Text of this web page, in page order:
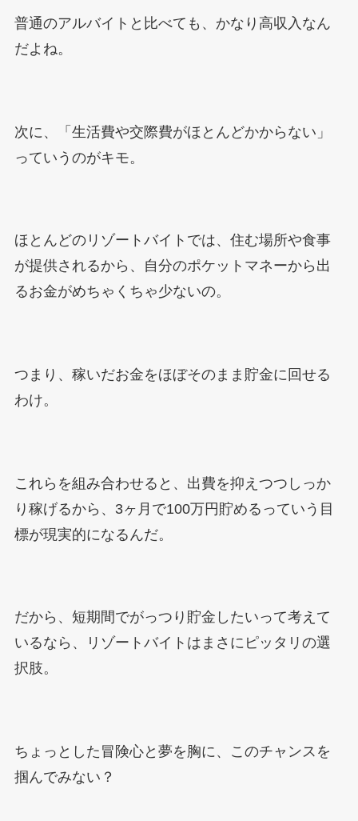
普通のアルバイトと比べても、かなり高収入なん
だよね。
次に、「生活費や交際費がほとんどかからない」
っていうのがキモ。
ほとんどのリゾートバイトでは、住む場所や食事
が提供されるから、自分のポケットマネーから出
るお金がめちゃくちゃ少ないの。
つまり、稼いだお金をほぼそのまま貯金に回せる
わけ。
これらを組み合わせると、出費を抑えつつしっか
り稼げるから、3ヶ月で100万円貯めるっていう目
標が現実的になるんだ。
だから、短期間でがっつり貯金したいって考えて
いるなら、リゾートバイトはまさにピッタリの選
択肢。
ちょっとした冒険心と夢を胸に、このチャンスを
掴んでみない？